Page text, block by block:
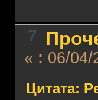
7
« : 06/04/
Цитата: